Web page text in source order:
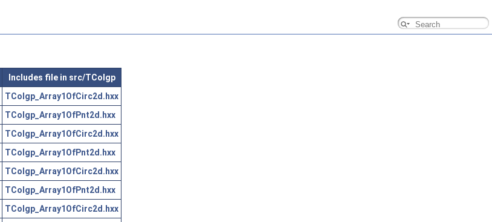
Includes file in src/TColgp
TColgp_Array1OfCirc2d.hxx
TColgp_Array1OfPnt2d.hxx
TColgp_Array1OfCirc2d.hxx
TColgp_Array1OfPnt2d.hxx
TColgp_Array1OfCirc2d.hxx
TColgp_Array1OfPnt2d.hxx
TColgp_Array1OfCirc2d.hxx